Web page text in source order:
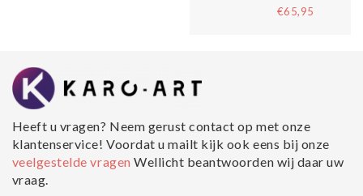
€65,95
Heeft u vragen? Neem gerust contact op met onze
klantenservice! Voordat u mailt kijk ook eens bij onze
veelgestelde vragenWellicht beantwoorden wij daar uw
vraag.